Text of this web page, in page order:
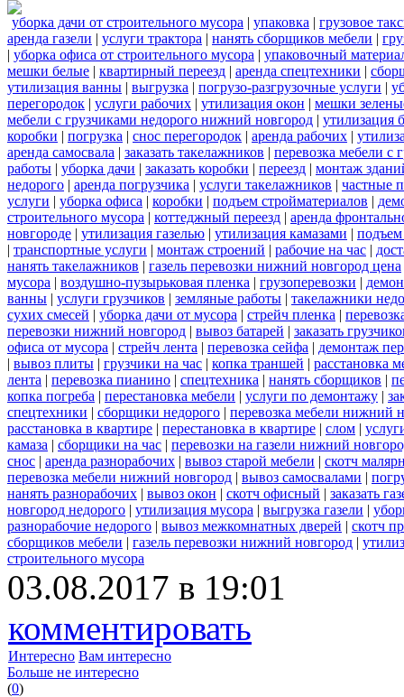
уборка дачи от строительного мусора | упаковка | грузовое
аренда газели | услуги трактора | нанять сборщиков мебели |
| уборка офиса от строительного мусора | упаковочный
мешки белые | квартирный переезд | аренда спецтехники |
утилизация ванны | выгрузка | погрузо-разгрузочные услуги |
перегородок | услуги рабочих | утилизация окон | мешки
мебели с грузчиками недорого нижний новгород | утилизация
коробки | погрузка | снос перегородок | аренда рабочих |
аренда самосвала | заказать такелажников | перевозка мебели с
работы | уборка дачи | заказать коробки | переезд | монтаж
недорого | аренда погрузчика | услуги такелажников | частные
услуги | уборка офиса | коробки | подъем стройматериалов |
строительного мусора | коттеджный переезд | аренда
новгороде | утилизация газелью | утилизация камазами | подъем
| транспортные услуги | монтаж строений | рабочие на час |
нанять такелажников | газель перевозки нижний новгород цена
мусора | воздушно-пузырьковая пленка | грузоперевозки |
ванны | услуги грузчиков | земляные работы | такелажники
сухих смесей | уборка дачи от мусора | стрейч пленка |
перевозки нижний новгород | вывоз батарей | заказать
офиса от мусора | стрейч лента | перевозка сейфа | демонтаж
| вывоз плиты | грузчики на час | копка траншей | расстановка
лента | перевозка пианино | спецтехника | нанять сборщиков |
копка погреба | перестановка мебели | услуги по демонтажу |
спецтехники | сборщики недорого | перевозка мебели нижний
расстановка в квартире | перестановка в квартире | слом |
камаза | сборщики на час | перевозки на газели нижний
снос | аренда разнорабочих | вывоз старой мебели | скотч
перевозка мебели нижний новгород | вывоз самосвалами |
нанять разнорабочих | вывоз окон | скотч офисный | заказать
новгород недорого | утилизация мусора | выгрузка газели |
разнорабочие недорого | вывоз межкомнатных дверей | скотч
сборщиков мебели | газель перевозки нижний новгород |
строительного мусора
03.08.2017 в 19:01
комментировать
Интересно Вам интересно
Больше не интересно
(0)